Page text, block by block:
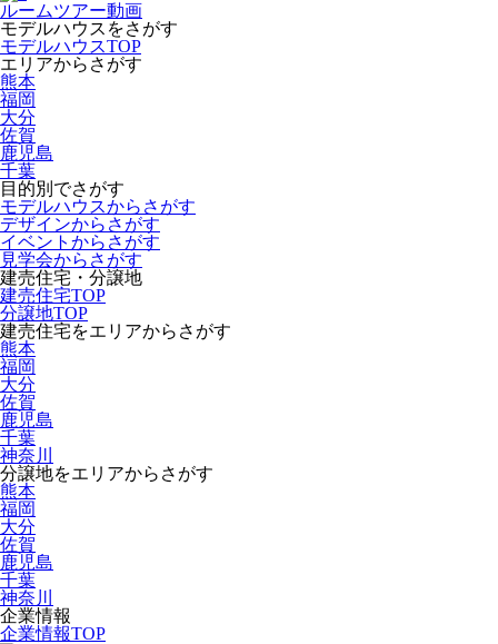
ルームツアー動画
モデルハウスをさがす
モデルハウスTOP
エリアからさがす
熊本
福岡
大分
佐賀
鹿児島
千葉
目的別でさがす
モデルハウスからさがす
デザインからさがす
イベントからさがす
見学会からさがす
建売住宅・分譲地
建売住宅TOP
分譲地TOP
建売住宅をエリアからさがす
熊本
福岡
大分
佐賀
鹿児島
千葉
神奈川
分譲地をエリアからさがす
熊本
福岡
大分
佐賀
鹿児島
千葉
神奈川
企業情報
企業情報TOP